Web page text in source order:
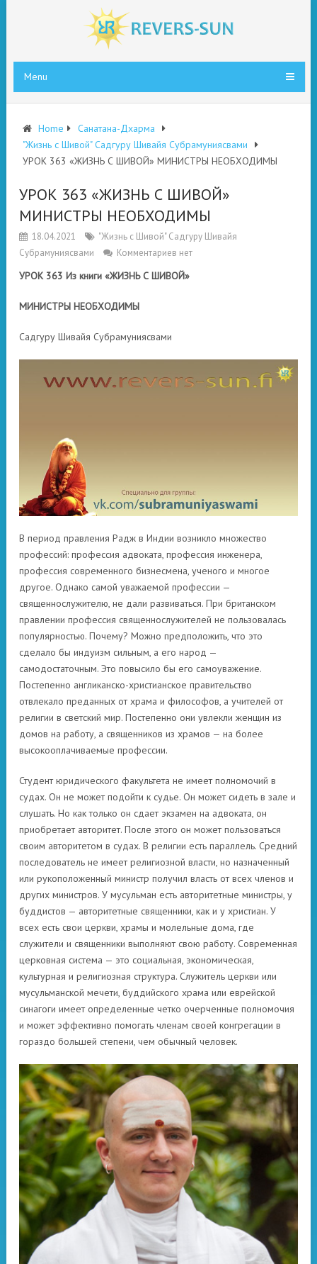
Menu
Home
Санатана-Дхарма
"Жизнь с Шивой" Садгуру Шивайя Субрамуниясвами
УРОК 363 «ЖИЗНЬ С ШИВОЙ» МИНИСТРЫ НЕОБХОДИМЫ
УРОК 363 «ЖИЗНЬ С ШИВОЙ»
МИНИСТРЫ НЕОБХОДИМЫ
18.04.2021
"Жизнь с Шивой" Садгуру Шивайя
Субрамуниясвами
Комментариев нет
УРОК 363 Из книги «ЖИЗНЬ С ШИВОЙ»
МИНИСТРЫ НЕОБХОДИМЫ
Садгуру Шивайя Субрамуниясвами
В период правления Радж в Индии возникло множество
профессий: профессия адвоката, профессия инженера,
профессия современного бизнесмена, ученого и многое
другое. Однако самой уважаемой профессии —
священнослужителю, не дали развиваться. При британском
правлении профессия священнослужителей не пользовалась
популярностью. Почему? Можно предположить, что это
сделало бы индуизм сильным, а его народ —
самодостаточным. Это повысило бы его самоуважение.
Постепенно англиканско-христианское правительство
отвлекало преданных от храма и философов, а учителей от
религии в светский мир. Постепенно они увлекли женщин из
домов на работу, а священников из храмов — на более
высокооплачиваемые профессии.
Студент юридического факультета не имеет полномочий в
судах. Он не может подойти к судье. Он может сидеть в зале и
слушать. Но как только он сдает экзамен на адвоката, он
приобретает авторитет. После этого он может пользоваться
своим авторитетом в судах. В религии есть параллель. Средний
последователь не имеет религиозной власти, но назначенный
или рукоположенный министр получил власть от всех членов и
других министров. У мусульман есть авторитетные министры, у
буддистов — авторитетные священники, как и у христиан. У
всех есть свои церкви, храмы и молельные дома, где
служители и священники выполняют свою работу. Современная
церковная система — это социальная, экономическая,
культурная и религиозная структура. Служитель церкви или
мусульманской мечети, буддийского храма или еврейской
синагоги имеет определенные четко очерченные полномочия
и может эффективно помогать членам своей конгрегации в
гораздо большей степени, чем обычный человек.